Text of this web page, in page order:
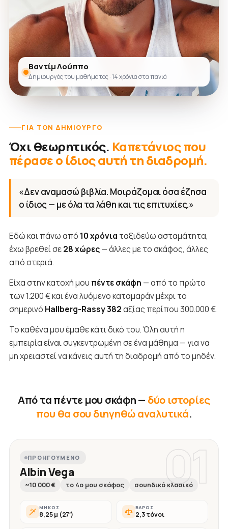
Βαντίμ Λούππο
Δημιουργός του μαθήματος · 14 χρόνια στα πανιά
ΓΙΑ ΤΟΝ ΔΗΜΙΟΥΡΓΌ
Όχι θεωρητικός. Καπετάνιος που
πέρασε ο ίδιος αυτή τη διαδρομή.
«Δεν αναμασώ βιβλία. Μοιράζομαι όσα έζησα
ο ίδιος — με όλα τα λάθη και τις επιτυχίες.»
Εδώ και πάνω από 10 χρόνια ταξιδεύω ασταμάτητα,
έχω βρεθεί σε28 χώρες— άλλες με το σκάφος, άλλες
από στεριά.
Είχα στην κατοχή μου πέντε σκάφη — από το πρώτο
των 1.200 € και ένα λυόμενο καταμαράν μέχρι το
σημερινό Hallberg-Rassy 382αξίας περίπου 300.000 €.
Το καθένα μου έμαθε κάτι δικό του. Όλη αυτή η
εμπειρία είναι συγκεντρωμένη σε ένα μάθημα — για να
μη χρειαστεί να κάνεις αυτή τη διαδρομή από το μηδέν.
Από τα πέντε μου σκάφη — δύο ιστορίες
που θα σου διηγηθώ αναλυτικά.
01
ΠΡΟΗΓΟΎΜΕΝΟ
Albin Vega
~10 000 € το 4ο μου σκάφος σουηδικό κλασικό
ΜΉΚΟΣ
8,25 μ (27′)
ΒΆΡΟΣ
2,3 τόνοι